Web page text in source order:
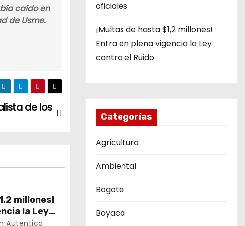
caído en
de Usme.
de los
millones!
la Ley
Autentica
oficiales
¡Multas de hasta $1,2 millones!
Entra en plena vigencia la Ley
contra el Ruido
Categorías
Agricultura
Ambiental
Bogotá
Boyacá